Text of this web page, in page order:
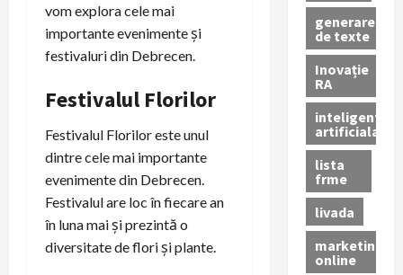
vom explora cele mai
importante evenimente și
festivaluri din Debrecen.
Festivalul Florilor
Festivalul Florilor este unul
dintre cele mai importante
evenimente din Debrecen.
Festivalul are loc în fiecare an
în luna mai și prezintă o
diversitate de flori și plante.
generare
de texte
Inovație
RA
inteligenta
artificiala
lista
frme
livada
marketing
online